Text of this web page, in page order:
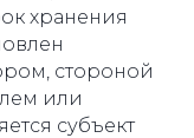
хранения
стороной
или
субъект